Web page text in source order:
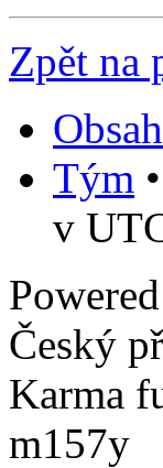
Zpět na
Tým •
v
Český
Karma
m157y